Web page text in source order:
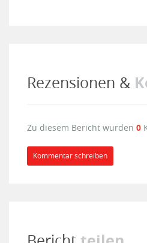
Rezensionen &
Zu diesem Bericht wurden 0
Kommentar schreiben